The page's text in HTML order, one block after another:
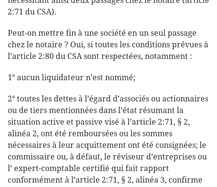
2:71 du CSA).
Peut-on mettre fin à une société en un seul passage
chez le notaire ? Oui, si toutes les conditions prévues à
l’article 2:80 du CSA sont respectées, notamment :
1° aucun liquidateur n’est nommé;
2° toutes les dettes à l’égard d’associés ou actionnaires
ou de tiers mentionnées dans l’état résumant la
situation active et passive visé à l’article 2:71, § 2,
alinéa 2, ont été remboursées ou les sommes
nécessaires à leur acquittement ont été consignées; le
commissaire ou, à défaut, le réviseur d’entreprises ou
l’ expert-comptable certifié qui fait rapport
conformément à l’article 2:71, § 2, alinéa 3, confirme